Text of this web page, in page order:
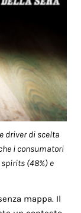
driver di scelta
i consumatori
(48%) e
mappa. Il